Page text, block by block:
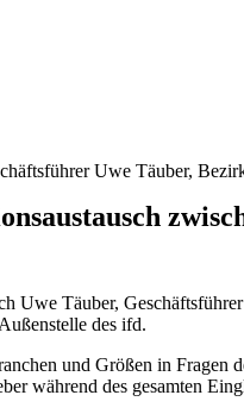
Uwe Täuber,
Uwe Täuber,
des ifd.
und Größen in
während des gesamten